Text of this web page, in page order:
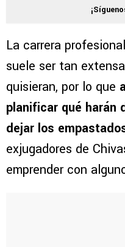
La carrera
suele ser tan
quisieran, por lo que
planificar qué harán
dejar los
exjugadores de
emprender con